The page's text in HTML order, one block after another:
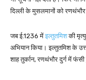
दिल्ली के मुसलमानों को
जब ई.1236 में इल्तुतमिशकी
अभियान किया। इल्तुतमिश के
शाह तुर्कान, रणथंभौर दुर्ग में